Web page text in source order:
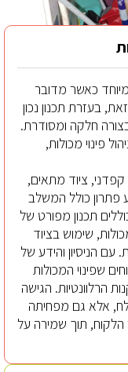
כאשר מדובר
בעזרת תכנון נכון
חלקה ומסודרת.
פינוי מכולות,
קפדני, ציוד מתאים,
פתרון כולל המשלב
תכנון מפורט של
שימוש בציוד
הניסיון והידע של
שפינוי המכולות
הרלוונטיות. הגישה
אלא גם מפחיתה
הלקוח, תוך שמירה על